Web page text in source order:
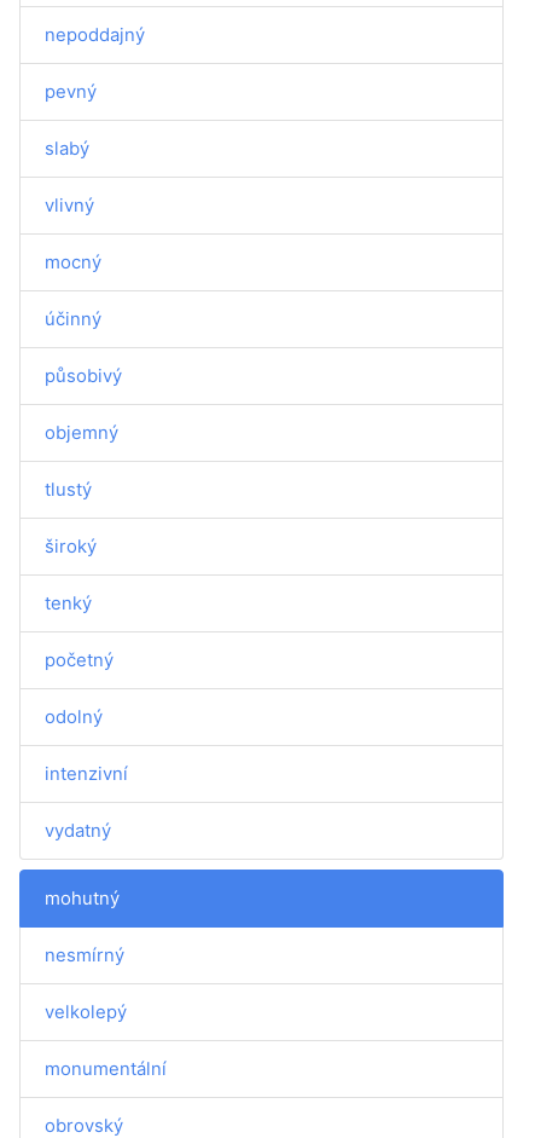
nepoddajný
pevný
slabý
vlivný
mocný
účinný
působivý
objemný
tlustý
široký
tenký
početný
odolný
intenzivní
vydatný
mohutný
nesmírný
velkolepý
monumentální
obrovský